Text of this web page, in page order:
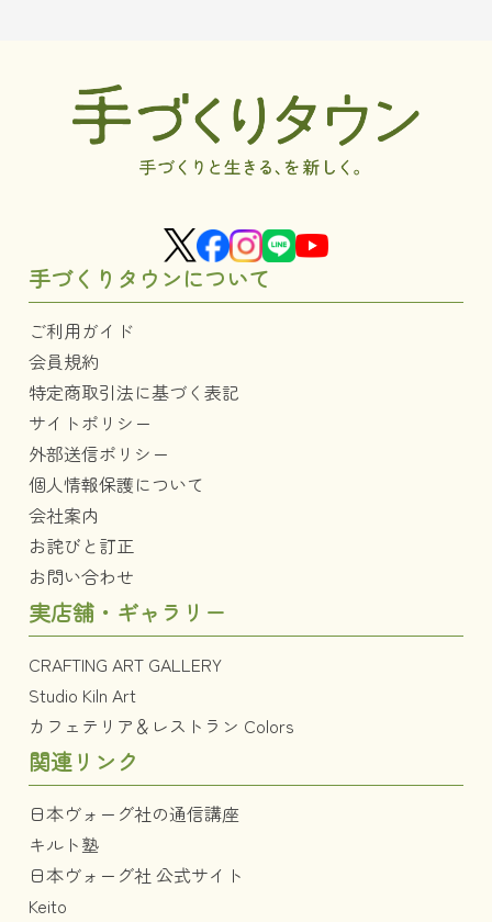
手づくりタウンについて
ご利用ガイド
会員規約
特定商取引法に基づく表記
サイトポリシー
外部送信ポリシー
個人情報保護について
会社案内
お詫びと訂正
お問い合わせ
実店舗・ギャラリー
CRAFTING ART GALLERY
Studio Kiln Art
カフェテリア＆レストラン Colors
関連リンク
日本ヴォーグ社の通信講座
キルト塾
日本ヴォーグ社 公式サイト
Keito